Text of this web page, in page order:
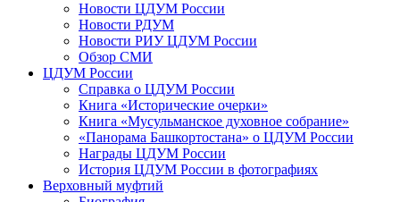
Новости ЦДУМ России
Новости РДУМ
Новости РИУ ЦДУМ России
Обзор СМИ
ЦДУМ России
Справка о ЦДУМ России
Книга «Исторические очерки»
Книга «Мусульманское духовное собрание»
«Панорама Башкортостана» о ЦДУМ России
Награды ЦДУМ России
История ЦДУМ России в фотографиях
Верховный муфтий